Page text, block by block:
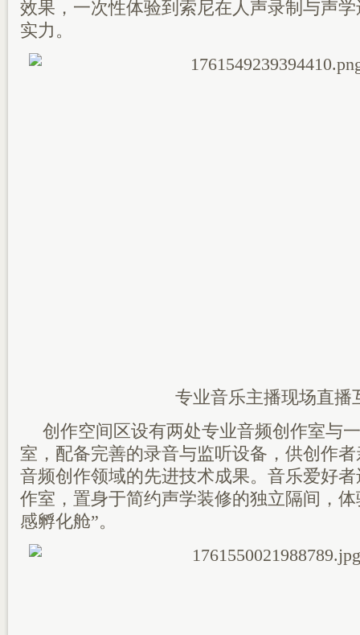
效果，一次性体验到索尼在人声录制与声
实力。
专业音乐主播现场直播
创作空间区‌设有两处专业音频创作室与
室，配备完善的录音与监听设备，供创作
音频创作领域的先进技术成果。音乐爱好
作室，置身于简约声学装修的独立隔间，
感孵化舱”。